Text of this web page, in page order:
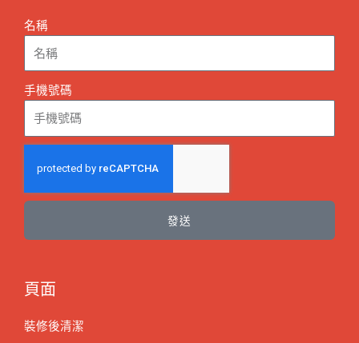
名稱
手機號碼
發送
頁面
裝修後清潔